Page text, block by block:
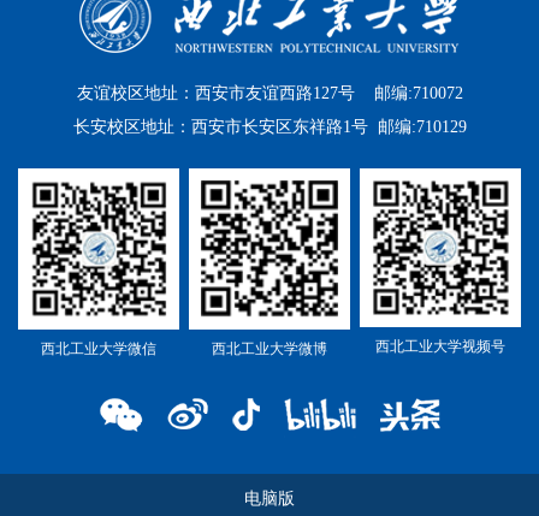
友谊校区地址：西安市友谊西路127号 邮编:710072
长安校区地址：西安市长安区东祥路1号 邮编:710129
西北工业大学微信 西北工业大学微博 西北工业大学视频号
电脑版